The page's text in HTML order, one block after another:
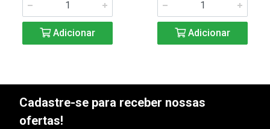
Adicionar Adicionar
Cadastre-se para receber nossas
ofertas!